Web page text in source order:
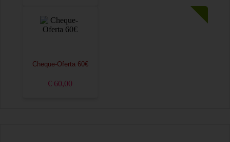
Cheque-Oferta 60€
€ 60,00